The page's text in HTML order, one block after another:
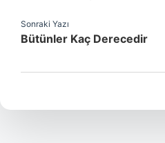
Sonraki Yazı
Bütünler Kaç Derecedir